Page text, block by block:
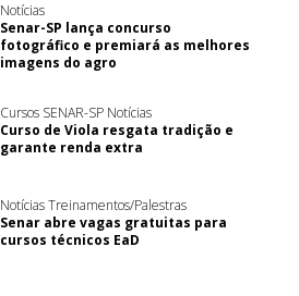
Notícias
Senar-SP lança concurso
fotográfico e premiará as melhores
imagens do agro
Cursos SENAR-SP Notícias
Curso de Viola resgata tradição e
garante renda extra
Notícias Treinamentos/Palestras
Senar abre vagas gratuitas para
cursos técnicos EaD